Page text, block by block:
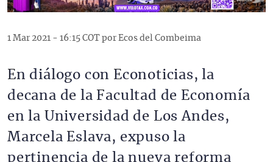
1 Mar 2021 - 16:15 COT por Ecos del Combeima
En diálogo con Econoticias, la
decana de la Facultad de Economía
en la Universidad de Los Andes,
Marcela Eslava, expuso la
pertinencia de la nueva reforma